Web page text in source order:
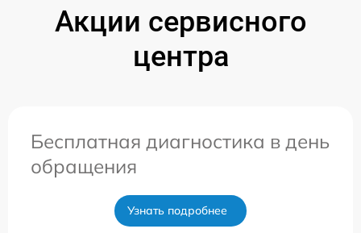
Акции сервисного
центра
Бесплатная диагностика в день
обращения
Узнать подробнее